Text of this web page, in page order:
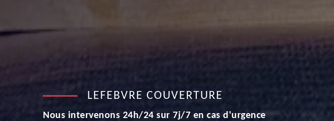
LEFEBVRE COUVERTURE
Nous intervenons 24h/24 sur 7j/7 en cas d'urgence